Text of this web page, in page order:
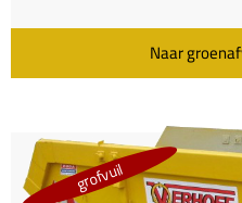
Naar
grofvuil